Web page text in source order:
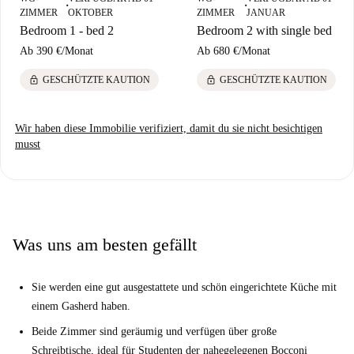
ZIMMER
■
OKTOBER
Bedroom 1 - bed 2
Ab 390 €/Monat
lock GESCHÜTZTE KAUTION
ZIMMER
■
JANUAR
Bedroom 2 with single bed
Ab 680 €/Monat
lock GESCHÜTZTE KAUTION
Wir haben diese Immobilie verifiziert, damit du sie nicht besichtigen
musst
Was uns am besten gefällt
Sie werden eine gut ausgestattete und schön eingerichtete Küche mit
einem Gasherd haben.
Beide Zimmer sind geräumig und verfügen über große
Schreibtische, ideal für Studenten der nahegelegenen Bocconi